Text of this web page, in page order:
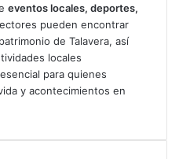
eventos locales, deportes,
pueden encontrar
de Talavera, así
locales
para quienes
y acontecimientos en